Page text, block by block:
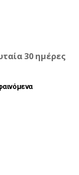
30 ημέρες